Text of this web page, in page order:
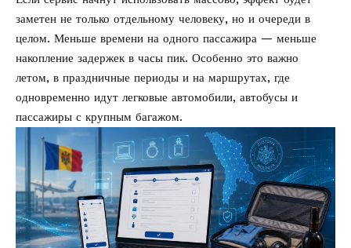
заметен не только отдельному человеку, но и очереди в
целом. Меньше времени на одного пассажира — меньше
накопление задержек в часы пик. Особенно это важно
летом, в праздничные периоды и на маршрутах, где
одновременно идут легковые автомобили, автобусы и
пассажиры с крупным багажом.